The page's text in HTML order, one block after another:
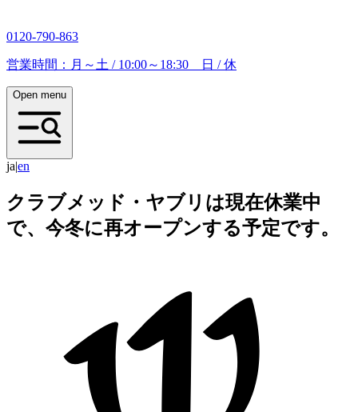
0120-790-863
営業時間：月～土 / 10:00～18:30 日 / 休
Open menu
ja|en
クラブメッド・ヤブリは現在休業中
で、今冬に再オープンする予定です。